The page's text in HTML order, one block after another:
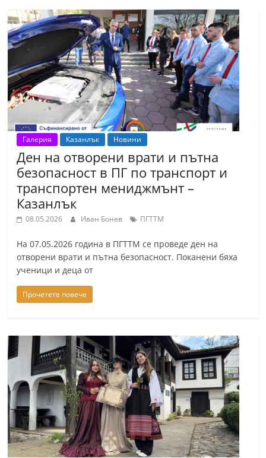
Галерия Казанлък Новини
Ден на отворени врати и пътна
безопасност в ПГ по транспорт и
транспортен мениджмънт –
Казанлък
08.05.2026 Иван Бонев ПГТТМ
На 07.05.2026 година в ПГТТМ се проведе ден на
отворени врати и пътна безопасност. Поканени бяха
ученици и деца от
Прочетете повече